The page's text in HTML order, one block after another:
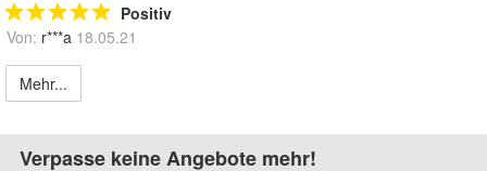
Positiv
Von: r***a 18.05.21
Mehr...
Verpasse keine Angebote mehr!